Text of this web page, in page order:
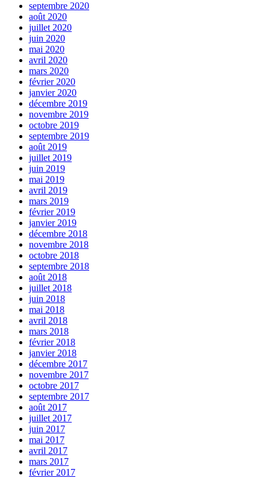
septembre 2020
août 2020
juillet 2020
juin 2020
mai 2020
avril 2020
mars 2020
février 2020
janvier 2020
décembre 2019
novembre 2019
octobre 2019
septembre 2019
août 2019
juillet 2019
juin 2019
mai 2019
avril 2019
mars 2019
février 2019
janvier 2019
décembre 2018
novembre 2018
octobre 2018
septembre 2018
août 2018
juillet 2018
juin 2018
mai 2018
avril 2018
mars 2018
février 2018
janvier 2018
décembre 2017
novembre 2017
octobre 2017
septembre 2017
août 2017
juillet 2017
juin 2017
mai 2017
avril 2017
mars 2017
février 2017